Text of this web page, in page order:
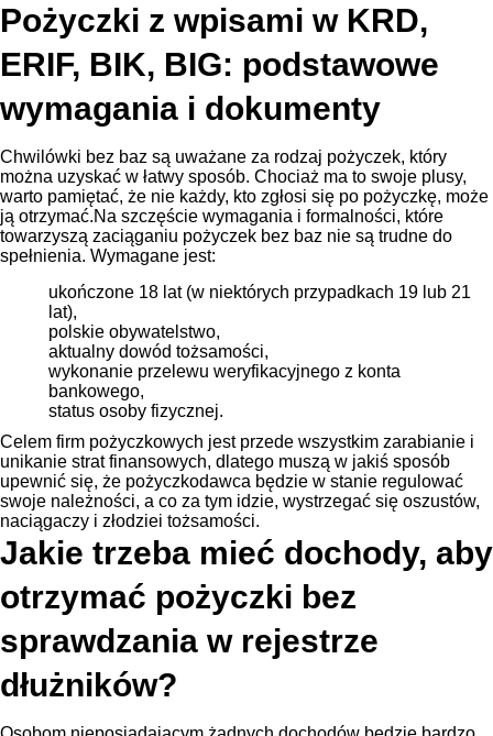
Pożyczki z wpisami w KRD,
ERIF, BIK, BIG: podstawowe
wymagania i dokumenty
Chwilówki bez baz są uważane za rodzaj pożyczek, który
można uzyskać w łatwy sposób. Chociaż ma to swoje plusy,
warto pamiętać, że nie każdy, kto zgłosi się po pożyczkę, może
ją otrzymać.Na szczęście wymagania i formalności, które
towarzyszą zaciąganiu pożyczek bez baz nie są trudne do
spełnienia. Wymagane jest:
ukończone 18 lat (w niektórych przypadkach 19 lub 21
lat),
polskie obywatelstwo,
aktualny dowód tożsamości,
wykonanie przelewu weryfikacyjnego z konta
bankowego,
status osoby fizycznej.
Celem firm pożyczkowych jest przede wszystkim zarabianie i
unikanie strat finansowych, dlatego muszą w jakiś sposób
upewnić się, że pożyczkodawca będzie w stanie regulować
swoje należności, a co za tym idzie, wystrzegać się oszustów,
naciągaczy i złodziei tożsamości.
Jakie trzeba mieć dochody, aby
otrzymać pożyczki bez
sprawdzania w rejestrze
dłużników?